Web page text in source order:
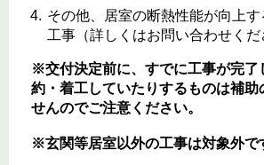
その他、居室の断熱性能が向上
工事（詳しくはお問い合わせくだ
※交付決定前に、すでに工事が完了
約・着工していたりするものは補助
せんのでご注意ください。
※玄関等居室以外の工事は対象外で